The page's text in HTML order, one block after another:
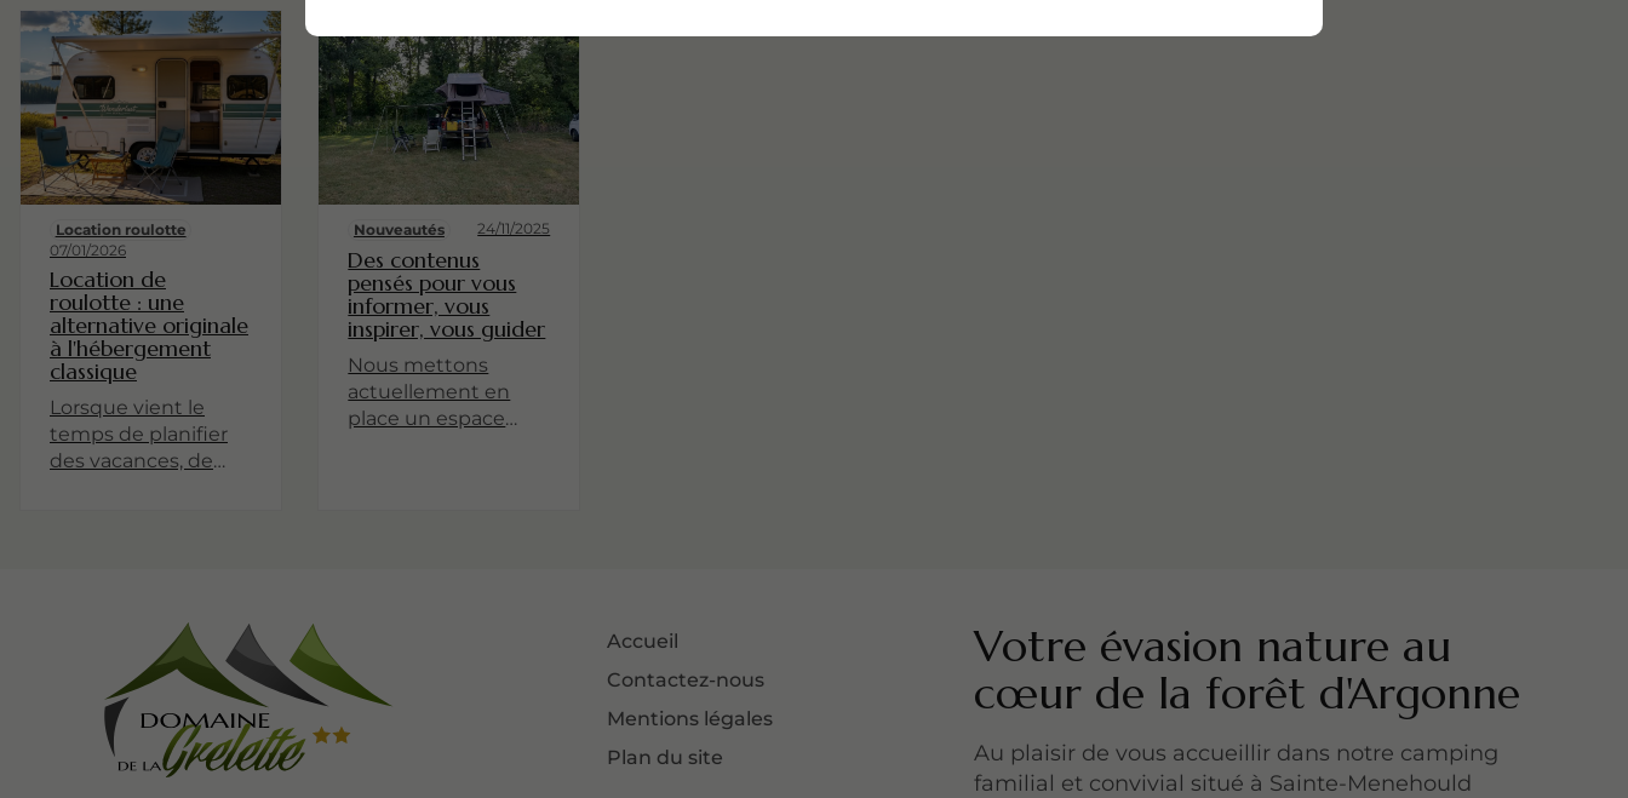
Location roulotte
07/01/2026
Location de
roulotte : une
alternative originale
à l'hébergement
classique
Lorsque vient le
temps de planifier
des vacances, de
traditionnelles.
Cependant, une
tendance
émergente gagne
en popularité : la
Nouveautés 24/11/2025
Des contenus
pensés pour vous
informer, vous
inspirer, vous guider
Nous mettons
actuellement en
place un espace
Accueil
Contactez-nous
Mentions légales
Plan du site
Votre évasion nature au
cœur de la forêt d'Argonne
Au plaisir de vous accueillir dans notre camping
familial et convivial situé à Sainte-Menehould